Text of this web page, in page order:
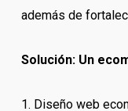
además de
Solución: Un
1. Diseño web